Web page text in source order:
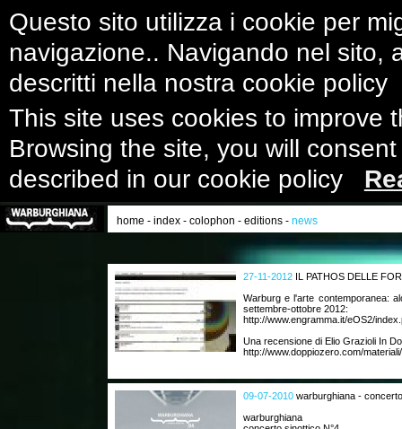
Questo sito utilizza i cookie per
navigazione.. Navigando nel sito,
descritti nella nostra cookie
This site uses cookies to improve
Browsing the site, you will
described in our cookie policy
home - index - colophon - editions - news
27-11-2012 IL PATHOS DELLE
Warburg e l'arte contemporanea:
settembre-ottobre 2012:
http://www.engramma.it/eOS2/
Una recensione di Elio Grazioli In
http://www.doppiozero.com/
09-07-2010 warburghiana -
warburghiana